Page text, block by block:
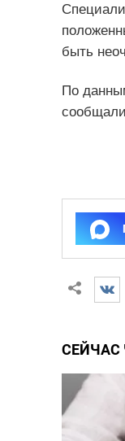
быть
По
сообщали
СЕЙЧАС